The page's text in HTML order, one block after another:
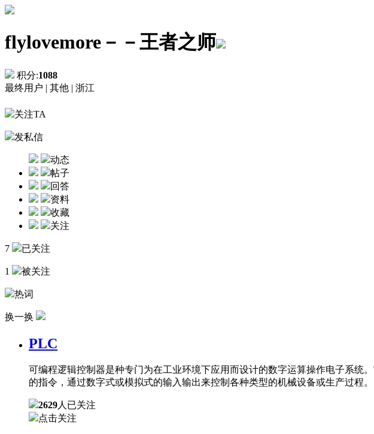
flylovemore－－王者之师
积分:1088
最终用户 | 其他 | 浙江
关注TA
发私信
动态
帖子
回答
资料
收藏
关注
7 已关注
1 被关注
热词
换一换
PLC
可编程逻辑控制器是种专门为在工业环境下应用而设计的数字运算操作电子系统
的指令，通过数字式或模拟式的输入输出来控制各种类型的机械设备或生产过程。
2629人已关注
点击关注